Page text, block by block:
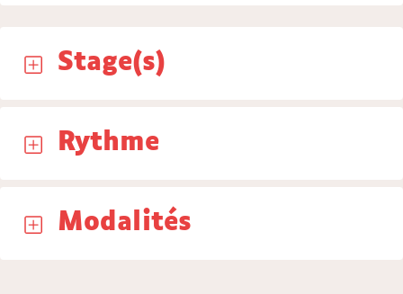
Stage(s)
Rythme
Modalités